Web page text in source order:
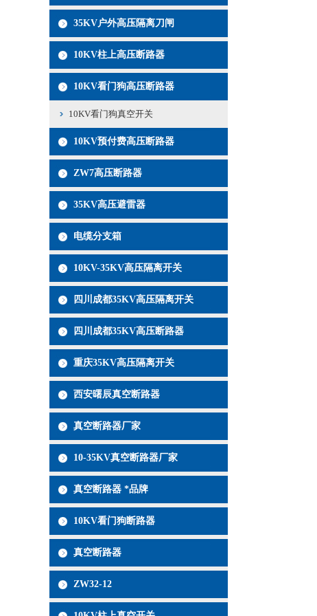
35KV户外高压隔离刀闸
10KV柱上高压断路器
10KV看门狗高压断路器
10KV看门狗真空开关
10KV预付费高压断路器
ZW7高压断路器
35KV高压避雷器
电缆分支箱
10KV-35KV高压隔离开关
四川成都35KV高压隔离开关
四川成都35KV高压断路器
重庆35KV高压隔离开关
西安曙辰真空断路器
真空断路器厂家
10-35KV真空断路器厂家
真空断路器 *品牌
10KV看门狗断路器
真空断路器
ZW32-12